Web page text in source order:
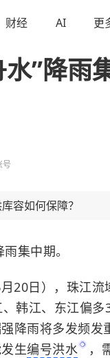
财经 AI 更
”降雨
号
容如何保障？
雨集中期。
20日），珠江流
韩江、东江偏
降雨将多发频发
生编号洪水
，